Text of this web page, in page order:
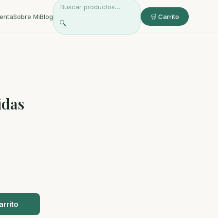
Sobre MiBlog
🔍
🛒 Carrito